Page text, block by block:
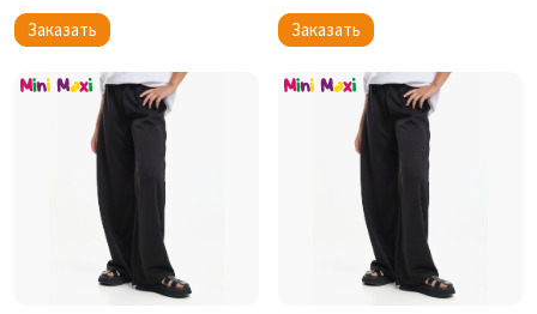
Заказать Заказать